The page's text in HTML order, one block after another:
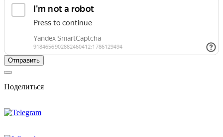
Поделиться